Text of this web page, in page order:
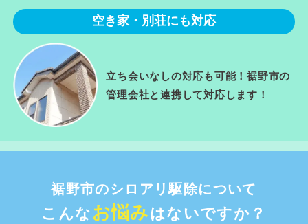
空き家・別荘にも対応
立ち会いなしの対応も可能！裾野市の
管理会社と連携して対応します！
裾野市のシロアリ駆除について
こんな お悩みはないですか？